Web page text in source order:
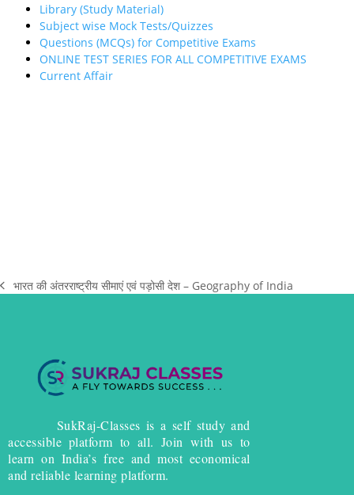
Library (Study Material)
Subject wise Mock Tests/Quizzes
Questions (MCQs) for Competitive Exams
ONLINE TEST SERIES FOR ALL COMPETITIVE EXAMS
Current Affair
भारत की अंतरराष्ट्रीय सीमाएं एवं पड़ोसी देश – Geography of India
SukRaj-Classes is a self study and
accessible platform to all. Join with us to
learn on India’s free and most economical
and reliable learning platform.